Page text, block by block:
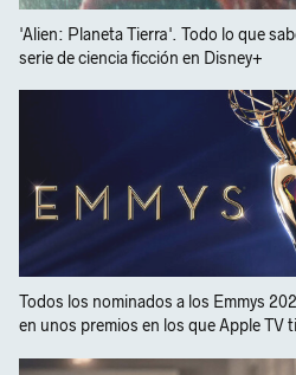
'Alien: Planeta Tierra'. Todo lo que
serie de ciencia ficción en Disney+
Todos los nominados a los Emmys
en unos premios en los que Apple TV